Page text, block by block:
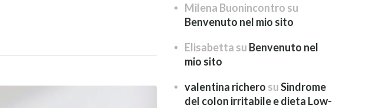
Milena Buonincontro su
Benvenuto nel mio sito
Elisabetta su Benvenuto nel
mio sito
valentina richero suSindrome
del colon irritabile e dieta Low-